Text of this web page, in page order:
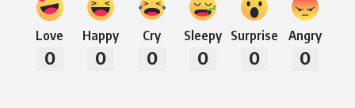
Love
0
Happy
0
Cry
0
Sleepy
0
Surprise
0
Angry
0